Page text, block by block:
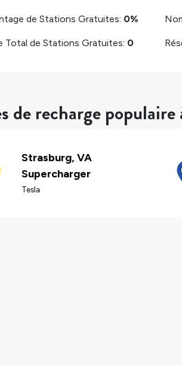
de Stations Gratuites: 0%
Total de Stations Gratuites: 0
de recharge
Strasburg, VA
Supercharger
Tesla